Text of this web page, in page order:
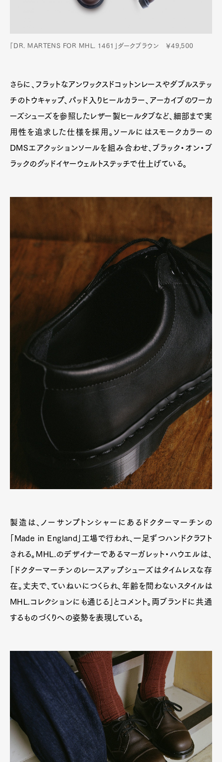
「DR. MARTENS FOR MHL. 1461」ダークブラウン ￥49,500
さらに、フラットなアンワックスドコットンレースやダブルステッ
チのトウキャップ、パッド入りヒールカラー、アーカイブのワーカ
ーズシューズを参照したレザー製ヒールタブなど、細部まで実
用性を追求した仕様を採用。ソールにはスモークカラーの
DMSエアクッションソールを組み合わせ、ブラック・オン・ブ
ラックのグッドイヤーウェルトステッチで仕上げている。
製造は、ノーサンプトンシャーにあるドクターマーチンの
「Made in England」工場で行われ、一足ずつハンドクラフト
される。MHL.のデザイナーであるマーガレット・ハウエルは、
「ドクターマーチンのレースアップシューズはタイムレスな存
在。丈夫で、ていねいにつくられ、年齢を問わないスタイルは
MHL.コレクションにも通じる」とコメント。両ブランドに共通
するものづくりへの姿勢を表現している。